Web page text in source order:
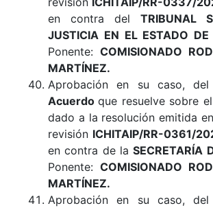
en contra del TRIBUNAL
JUSTICIA EN EL ESTADO
Ponente: COMISIONADO
MARTÍNEZ.
Aprobación en su caso,
Acuerdoque resuelve sobre
dado a la resolución emitida
revisión ICHITAIP/RR-0361/
en contra de laSECRETARÍA
Ponente: COMISIONADO
MARTÍNEZ.
Aprobación en su caso,